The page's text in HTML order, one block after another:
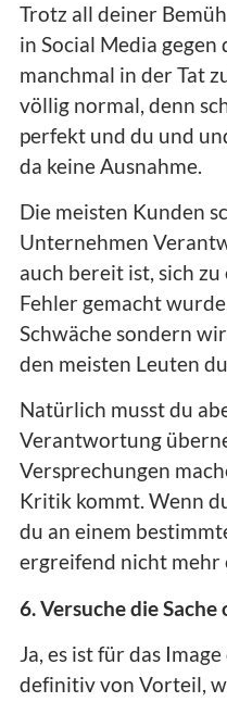
Trotz all deiner
in Social Media
manchmal in der Tat
völlig normal, denn
perfekt und du und
da keine Ausnahme.
Die meisten Kunden
Unternehmen
auch bereit ist, sich
Fehler gemacht
Schwäche sondern
den meisten Leuten
Natürlich musst du
Verantwortung
Versprechungen
Kritik kommt. Wenn
du an einem
ergreifend nicht mehr
6. Versuche die
Ja, es ist für das
definitiv von Vorteil,